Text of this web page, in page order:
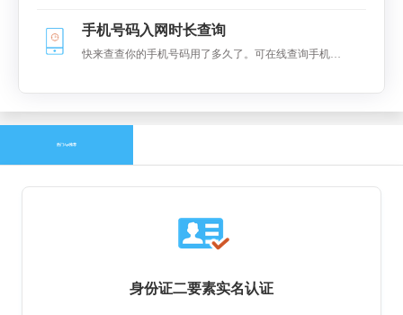
手机号码入网时长查询
快来查查你的手机号码用了多久了。可在线查询手机号
热门Api推荐
身份证二要素实名认证